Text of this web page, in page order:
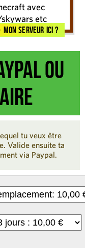
avec
etc
Mon serveur ici ?
ou
tu veux être
Valide ensuite ta
via Paypal.